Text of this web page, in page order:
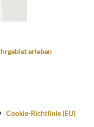
erleben
Cookie-Richtlinie (EU)